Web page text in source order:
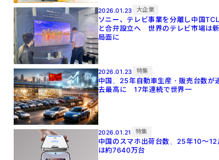
2026.01.23 大企業
ソニー、テレビ事業を分離し中国
と合弁設立へ 世界のテレビ市場は
局面に
2026.01.23 特集
中国、25年自動車生産・販売台数が
去最高に 17年連続で世界一
2026.01.21 特集
中国のスマホ出荷台数、25年10～12
は約7640万台